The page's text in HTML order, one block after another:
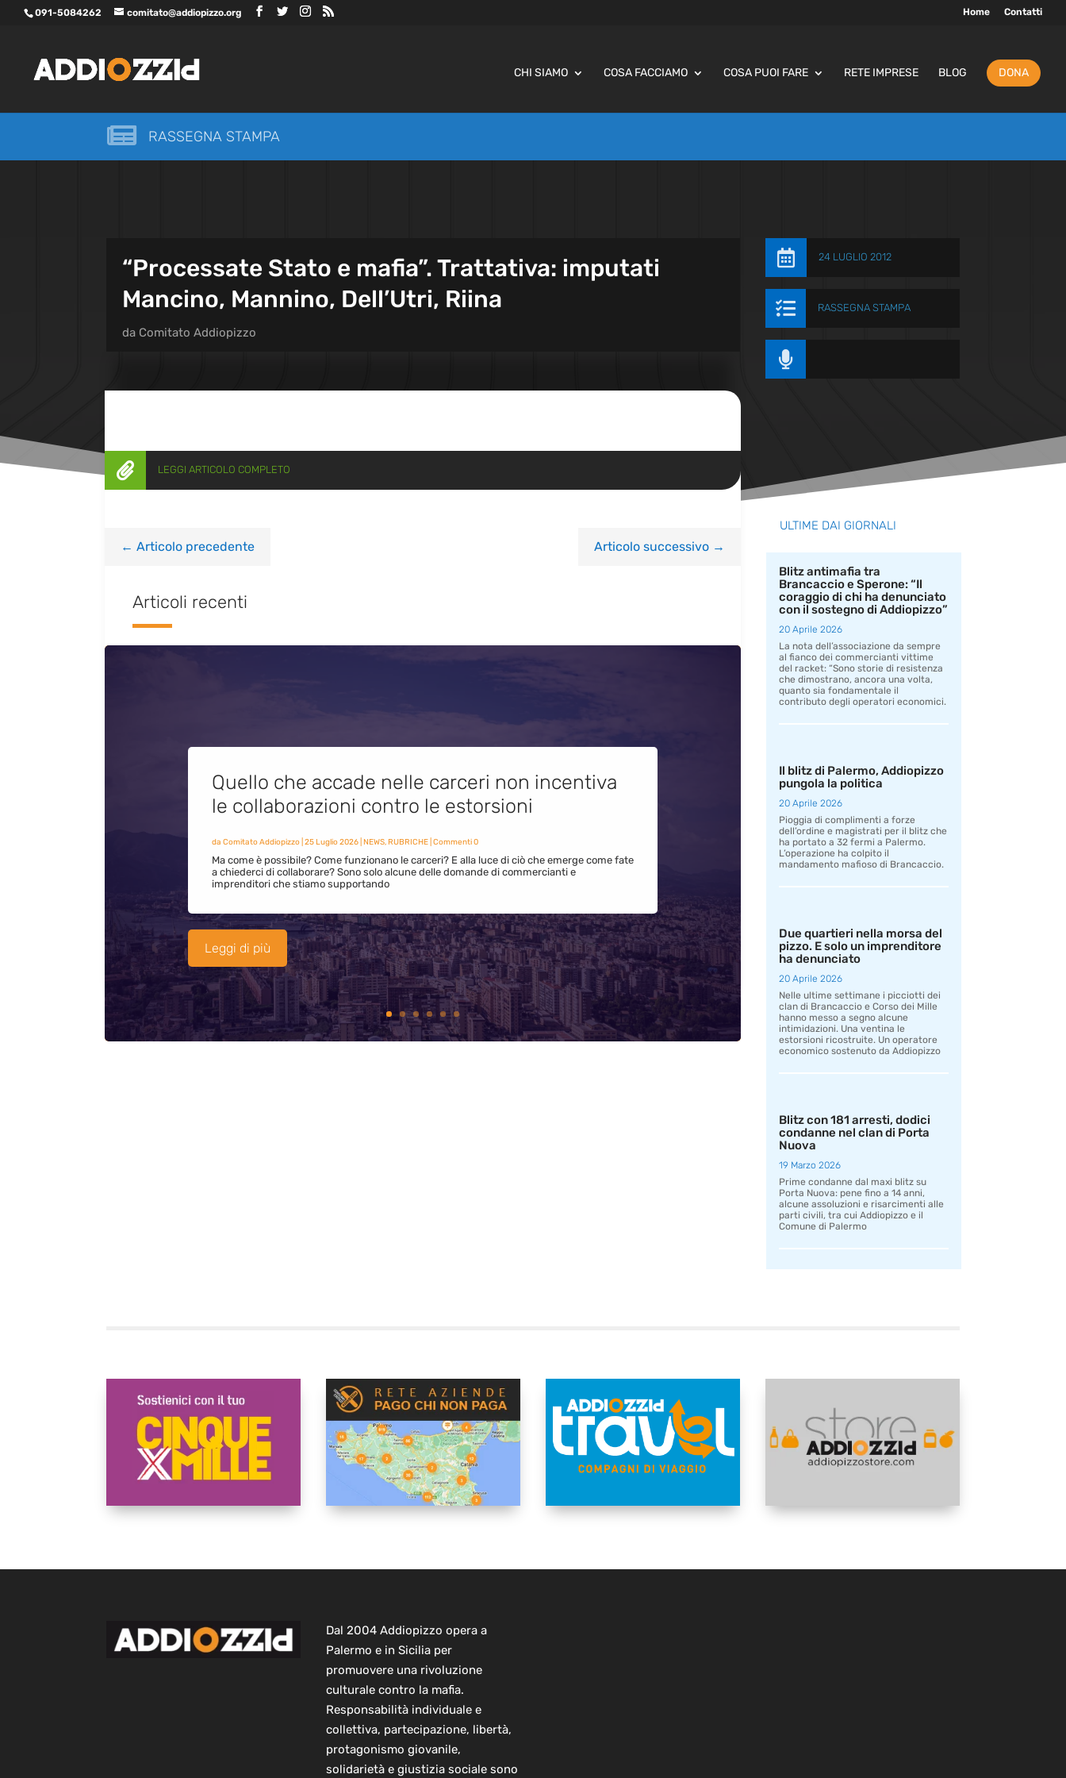
091-5084262 comitato@addiopizzo.org Home Contatti
CHI SIAMO COSA FACCIAMO COSA PUOI FARE RETE IMPRESE BLOG DONA
 RASSEGNA STAMPA
“Processate Stato e mafia”. Trattativa: imputati
Mancino, Mannino, Dell’Utri, Riina
da Comitato Addiopizzo
 24 LUGLIO 2012
 RASSEGNA STAMPA

 LEGGI ARTICOLO COMPLETO
← Articolo precedente Articolo successivo→
Articoli recenti
Quello che accade nelle carceri non incentiva
le collaborazioni contro le estorsioni
da Comitato Addiopizzo| 25 Luglio 2026| NEWS,RUBRICHE| Commenti 0
Ma come è possibile? Come funzionano le carceri? E alla luce di ciò che emerge come fate
a chiederci di collaborare? Sono solo alcune delle domande di commercianti e
imprenditori che stiamo supportando
Leggi di più
ULTIME DAI GIORNALI
Blitz antimafia tra
Brancaccio e Sperone: “Il
coraggio di chi ha denunciato
con il sostegno di Addiopizzo”
20 Aprile 2026
La nota dell’associazione da sempre
al fianco dei commercianti vittime
del racket: “Sono storie di resistenza
che dimostrano, ancora una volta,
quanto sia fondamentale il
contributo degli operatori economici.
Il blitz di Palermo, Addiopizzo
pungola la politica
20 Aprile 2026
Pioggia di complimenti a forze
dell’ordine e magistrati per il blitz che
ha portato a 32 fermi a Palermo.
L’operazione ha colpito il
mandamento mafioso di Brancaccio.
Due quartieri nella morsa del
pizzo. E solo un imprenditore
ha denunciato
20 Aprile 2026
Nelle ultime settimane i picciotti dei
clan di Brancaccio e Corso dei Mille
hanno messo a segno alcune
intimidazioni. Una ventina le
estorsioni ricostruite. Un operatore
economico sostenuto da Addiopizzo
Blitz con 181 arresti, dodici
condanne nel clan di Porta
Nuova
19 Marzo 2026
Prime condanne dal maxi blitz su
Porta Nuova: pene fino a 14 anni,
alcune assoluzioni e risarcimenti alle
parti civili, tra cui Addiopizzo e il
Comune di Palermo
Dal 2004 Addiopizzo opera a
Palermo e in Sicilia per
promuovere una rivoluzione
culturale contro la mafia.
Responsabilità individuale e
collettiva, partecipazione, libertà,
protagonismo giovanile,
solidarietà e giustizia sociale sono